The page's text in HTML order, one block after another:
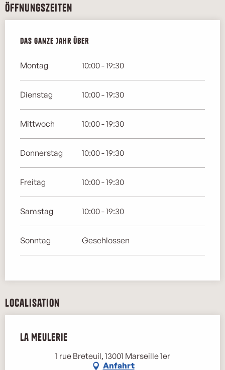
Öffnungszeiten
Das ganze Jahr über
Das ganze Jahr über
Montag 10:00 - 19:30
Dienstag 10:00 - 19:30
Mittwoch 10:00 - 19:30
Donnerstag 10:00 - 19:30
Freitag 10:00 - 19:30
Samstag 10:00 - 19:30
Sonntag Geschlossen
Localisation
La Meulerie
1 rue Breteuil, 13001 Marseille 1er
Anfahrt